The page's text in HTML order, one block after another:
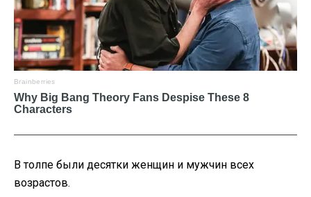
В толпе были десятки женщин и мужчин всех
возрастов.